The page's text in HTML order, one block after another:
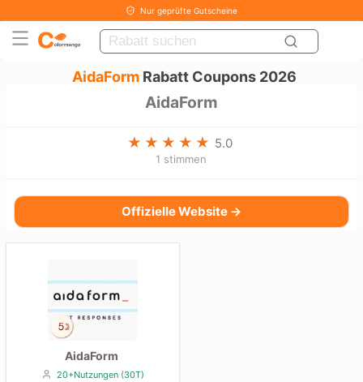
Nur geprüfte Gutscheine
AidaFormRabatt Coupons 2026
AidaForm
5.0
1 stimmen
Offizielle Website →
AidaForm
20+Nutzungen (30T)